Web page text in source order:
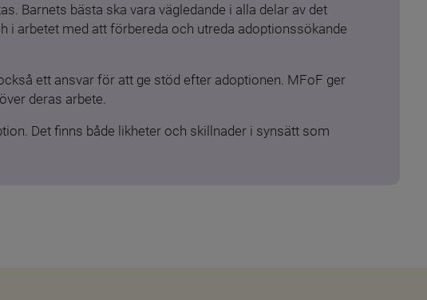
Barnets bästa ska vara vägledande i alla delar av det
i arbetet med att förbereda och utreda adoptionssökande
ett ansvar för att ge stöd efter adoptionen. MFoF ger
deras arbete.
Det finns både likheter och skillnader i synsätt som